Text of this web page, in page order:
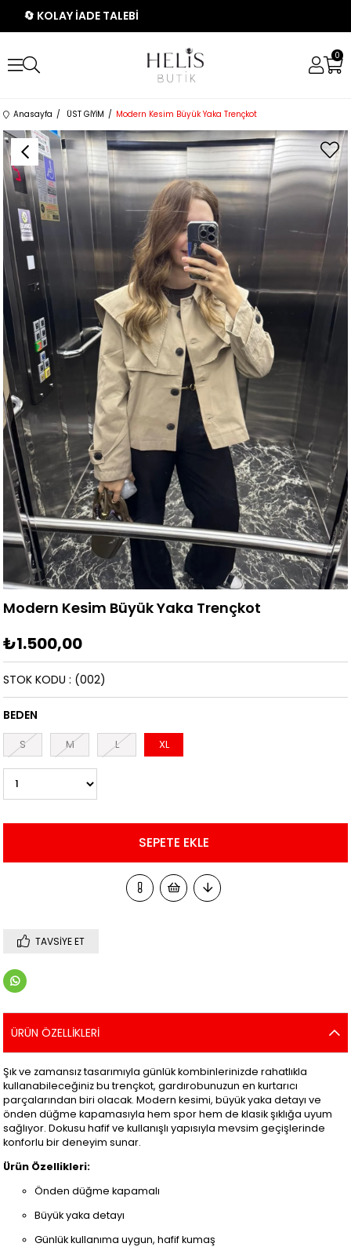
🔄 KOLAY İADE TALEBİ
0
Anasayfa ÜST GİYİM Modern Kesim Büyük Yaka Trençkot
Modern Kesim Büyük Yaka Trençkot
₺1.500,00
(002)
STOK KODU
BEDEN
S M L XL
TAVSIYE ET
ÜRÜN ÖZELLIKLERI
Şık ve zamansız tasarımıyla günlük kombinlerinizde rahatlıkla
kullanabileceğiniz bu trençkot, gardırobunuzun en kurtarıcı
parçalarından biri olacak. Modern kesimi, büyük yaka detayı ve
önden düğme kapamasıyla hem spor hem de klasik şıklığa uyum
sağlıyor. Dokusu hafif ve kullanışlı yapısıyla mevsim geçişlerinde
konforlu bir deneyim sunar.
Ürün Özellikleri:
Önden düğme kapamalı
Büyük yaka detayı
Günlük kullanıma uygun, hafif kumaş